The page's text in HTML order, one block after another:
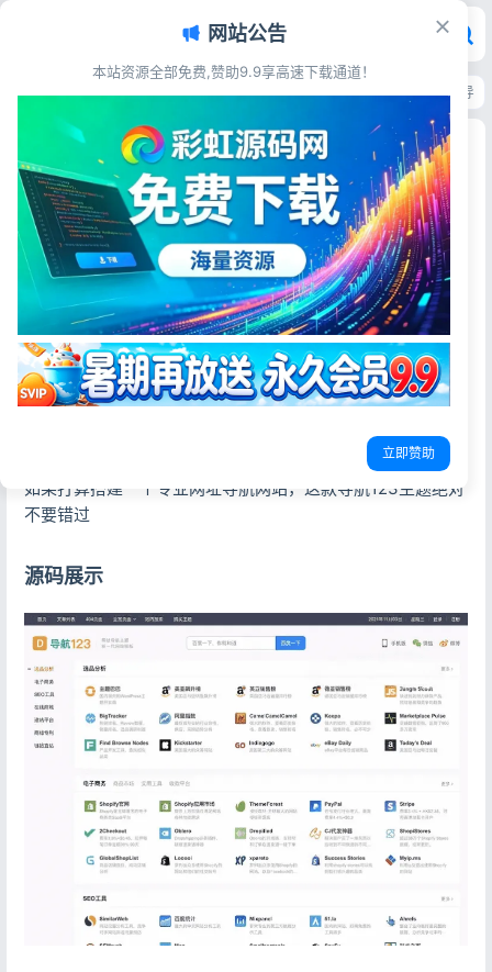
首页>主题模板>WordPress>WordPress导航123升级模版 自适应网址导
WordPress导航123升级模版 自适应网址导航主
题源码
彩虹源码网
2026-06-25 15阅读
源码简介
首页模块化设计，添加不同链接分类的链接，每个模块可选
显示链接图标、链接描述，链接总数、每行链接数、标题粗
细、链接打开方式等。
自适应设计，完美兼容PC电脑、平板电脑、手机访问
如果打算搭建一个专业网址导航网站，这款导航123主题绝对
不要错过
源码展示
网站公告
本站资源全部免费,赞助9.9享高速下载通道！
立即赞助